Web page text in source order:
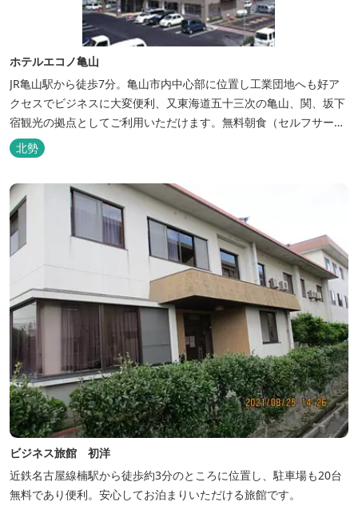
ホテルエコノ亀山
JR亀山駅から徒歩7分。亀山市内中心部に位置し工業団地へも好ア
クセスでビジネスに大変便利、又東海道五十三次の亀山、関、坂下
宿観光の拠点としてご利用いただけます。無料朝食（セルフサービ
ス）、無料駐車場付で低価格な高機能ホテルです。
北勢
ビジネス旅館 初洋
近鉄名古屋線楠駅から徒歩約3分のところに位置し、駐車場も20台
無料であり便利。安心してお泊まりいただける旅館です。